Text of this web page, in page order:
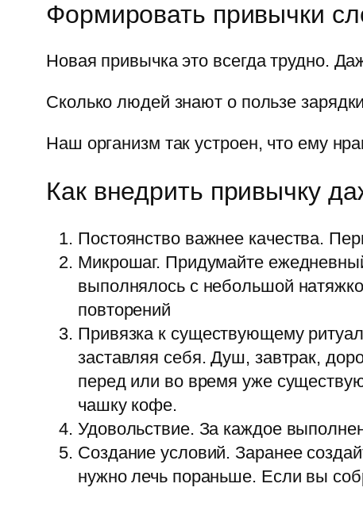
Формировать привычки
Новая привычка это всегда трудно.
Сколько людей знают о пользе
Наш организм так устроен, что ему
Как внедрить привычку
Постоянство важнее качества.
Микрошаг. Придумайте
выполнялось с небольшой
повторений
Привязка к существующему
заставляя себя. Душ, завтрак,
перед или во время уже
чашку кофе.
Удовольствие. За каждое
Создание условий. Заранее
нужно лечь пораньше. Если вы